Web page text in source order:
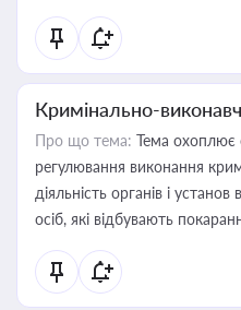
Кримінально-
Про що тема: Тема охоплює
регулювання виконання
діяльність органів і
осіб, які відбувають